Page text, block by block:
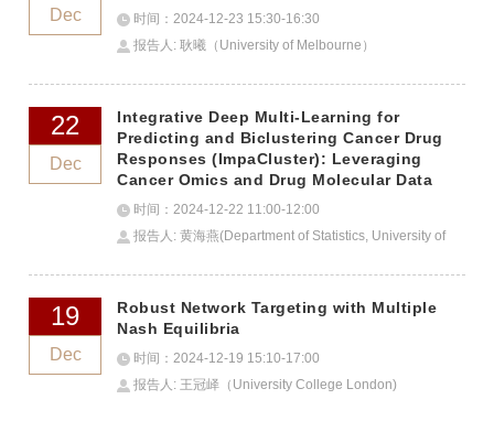
Dec
时间：2024-12-23 15:30-16:30
报告人: 耿曦（University of Melbourne）
22
Dec
Integrative Deep Multi-Learning for
Predicting and Biclustering Cancer Drug
Responses (ImpaCluster): Leveraging
Cancer Omics and Drug Molecular Data
时间：2024-12-22 11:00-12:00
报告人: 黄海燕(Department of Statistics, University of
19
Dec
Robust Network Targeting with Multiple
Nash Equilibria
时间：2024-12-19 15:10-17:00
报告人: 王冠峄（University College London)